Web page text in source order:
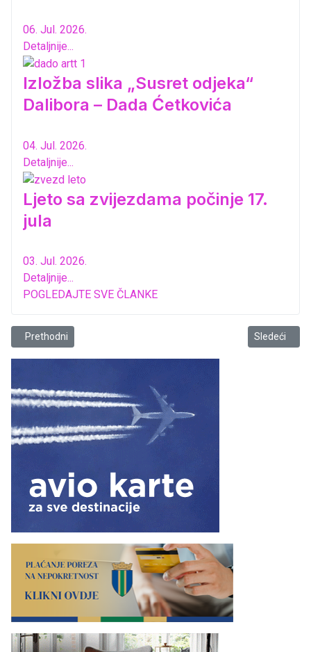
06. Jul. 2026.
Detaljnije...
Izložba slika „Susret odjeka“
Dalibora – Dada Ćetkovića
04. Jul. 2026.
Detaljnije...
Ljeto sa zvijezdama počinje 17.
jula
03. Jul. 2026.
Detaljnije...
POGLEDAJTE SVE ČLANKE
Prethodni članak: Urban: „Ovo je živo pozorište koje djeluje na
Prethodni Sledeći
Sledeći